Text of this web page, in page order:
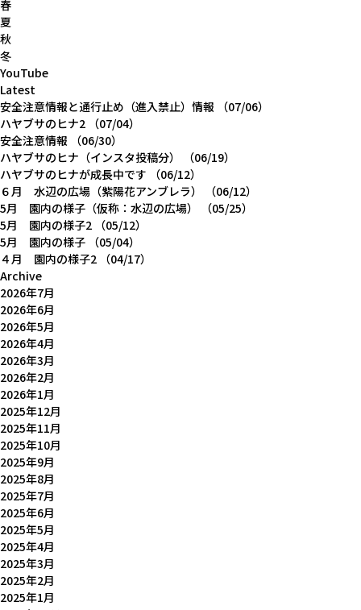
春
夏
秋
冬
YouTube
Latest
安全注意情報と通行止め（進入禁止）情報
（07/06）
ハヤブサのヒナ2 （07/04）
安全注意情報
（06/30）
ハヤブサのヒナ（インスタ投稿分）
（06/19）
ハヤブサのヒナが成長中です
（06/12）
６月 水辺の広場（紫陽花アンブレラ）
（06/12）
5月 園内の様子（仮称：水辺の広場）
（05/25）
5月 園内の様子2 （05/12）
5月 園内の様子 （05/04）
４月 園内の様子2 （04/17）
Archive
2026年7月
2026年6月
2026年5月
2026年4月
2026年3月
2026年2月
2026年1月
2025年12月
2025年11月
2025年10月
2025年9月
2025年8月
2025年7月
2025年6月
2025年5月
2025年4月
2025年3月
2025年2月
2025年1月